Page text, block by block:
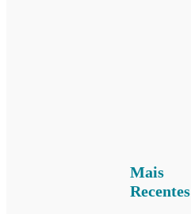
Mais
Recentes